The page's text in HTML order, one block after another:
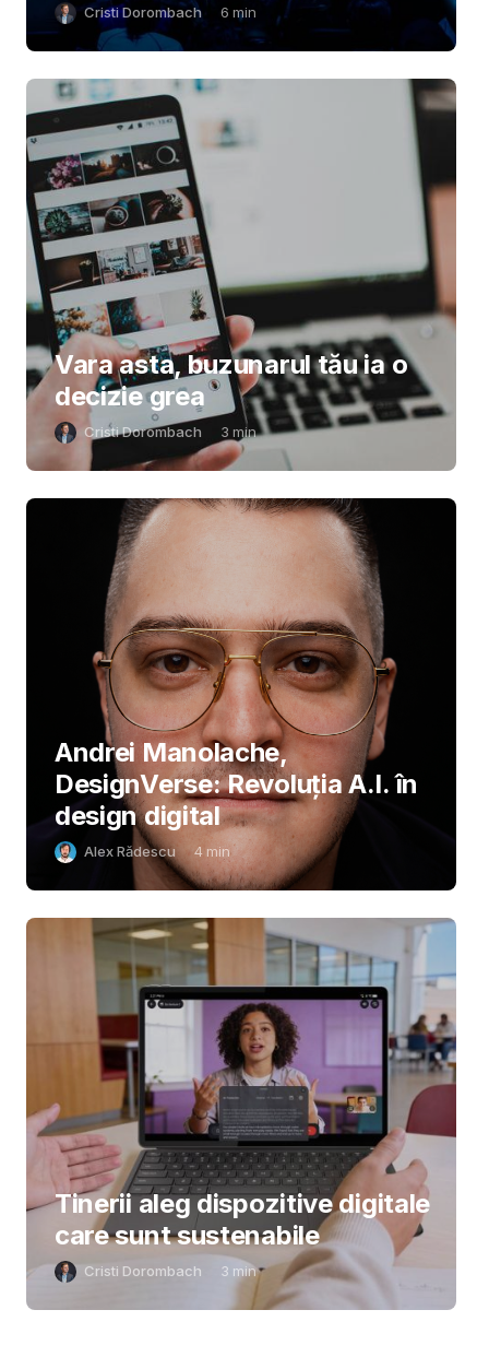
Cristi Dorombach 6 min
Vara asta, buzunarul tău ia o
decizie grea
Cristi Dorombach 3 min
Andrei Manolache,
DesignVerse: Revoluția A.I. în
design digital
Alex Rădescu 4 min
Tinerii aleg dispozitive digitale
care sunt sustenabile
Cristi Dorombach 3 min